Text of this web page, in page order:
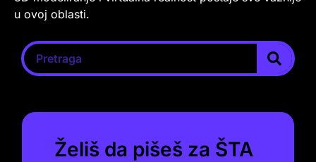
u ovoj oblasti.
Želiš da pišeš za ŠTA